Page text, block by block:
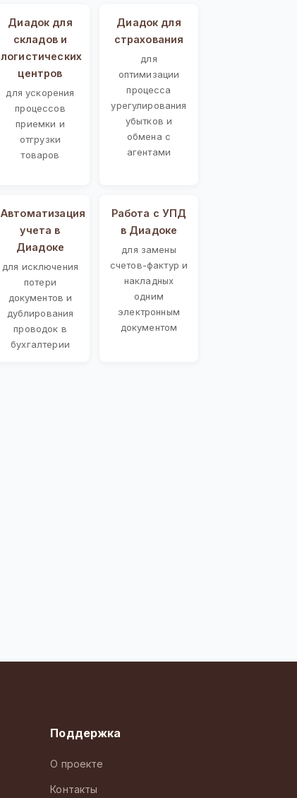
Диадок для
складов и
логистических
центров
для ускорения
процессов
приемки и
отгрузки
товаров
Диадок для
страхования
для
оптимизации
процесса
урегулирования
убытков и
обмена с
агентами
Автоматизация
учета в
Диадоке
для исключения
потери
документов и
дублирования
проводок в
бухгалтерии
Работа с УПД
в Диадоке
для замены
счетов-фактур и
накладных
одним
электронным
документом
Поддержка
О проекте
Контакты